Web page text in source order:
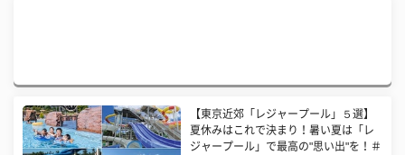
【東京近郊「レジャープール」５選】
夏休みはこれで決まり！暑い夏は「レ
ジャープール」で最高の"思い出"を！＃